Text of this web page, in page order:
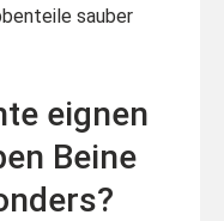
sauber
eignen
Beine